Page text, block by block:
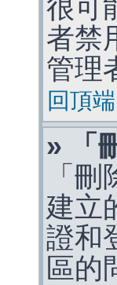
很可
者禁
管理
回頂端
» 「
「
建立
證和
區的